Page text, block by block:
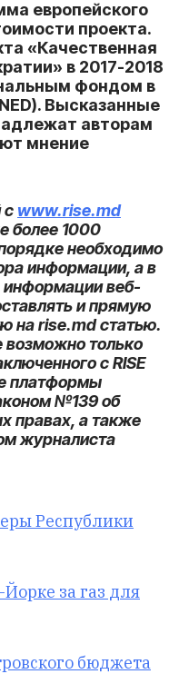
европейского
проекта.
«Качественная
в 2017-2018
фондом в
Высказанные
авторам
мнение
с www.rise.md
более 1000
необходимо
информации, а в
информации веб-
и прямую
на rise.md статью.
возможно только
с RISE
платформы
№139 об
правах, а также
журналиста
Республики
за газ для
бюджета